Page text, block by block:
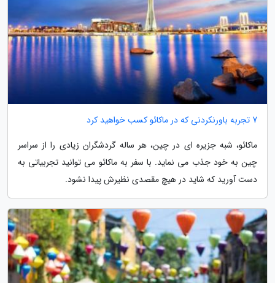
7 تجربه باورنکردنی که در ماکائو کسب خواهید کرد
ماکائو، شبه جزیره ای در چین، هر ساله گردشگران زیادی را از سراسر
چین به خود جذب می نماید. با سفر به ماکائو می توانید تجربیاتی به
دست آورید که شاید در هیچ مقصدی نظیرش پیدا نشود.